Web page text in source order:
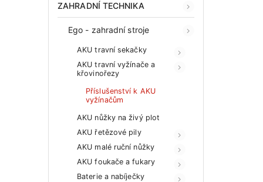
ZAHRADNÍ TECHNIKA
Ego - zahradní stroje
AKU travní sekačky
AKU travní vyžínače a
křovinořezy
Příslušenství k AKU
vyžínačům
AKU nůžky na živý plot
AKU řetězové pily
AKU malé ruční nůžky
AKU foukače a fukary
Baterie a nabíječky